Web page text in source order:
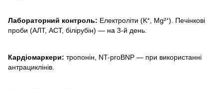
Лабораторний контроль: Електроліти (K⁺, Mg²⁺). Печінкові
проби (АЛТ, АСТ, білірубін) — на 3-й день.
Кардіомаркери: тропонін, NT-proBNP — при використанні
антрациклінів.